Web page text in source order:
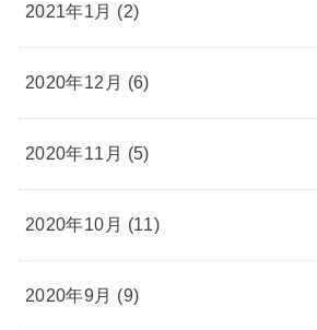
2021年1月 (2)
2020年12月 (6)
2020年11月 (5)
2020年10月 (11)
2020年9月 (9)